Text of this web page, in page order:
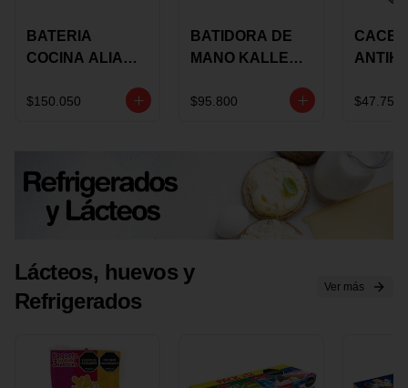
BATERIA
COCINA ALIADA
PIEZAS
$150.050
BATIDORA DE
MANO KALLEY
VELOCIDADES
$95.800
TAPA
$47.750
Lácteos, huevos y
Refrigerados
Ver más